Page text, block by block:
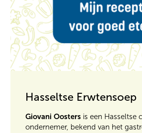
Hasseltse Erwtensoep
Giovani Oosters is een Hasseltse
ondernemer, bekend van het